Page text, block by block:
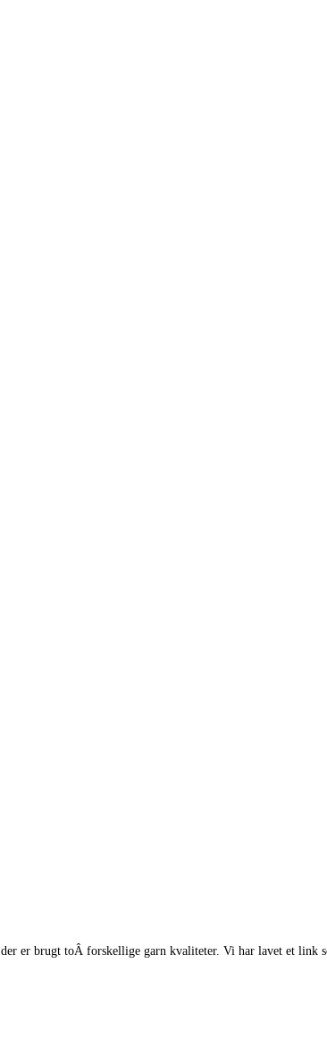
er brugt toÂ forskellige garn kvaliteter. Vi har lavet et link